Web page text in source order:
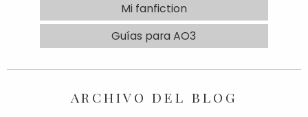
Mi fanfiction
Guías para AO3
ARCHIVO DEL BLOG